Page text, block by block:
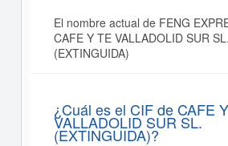
El nombre actual de FENG
CAFE Y TE VALLADOLID SUR SL.
(EXTINGUIDA)
¿Cuál es el CIF de CAFE
VALLADOLID SUR SL.
(EXTINGUIDA)?